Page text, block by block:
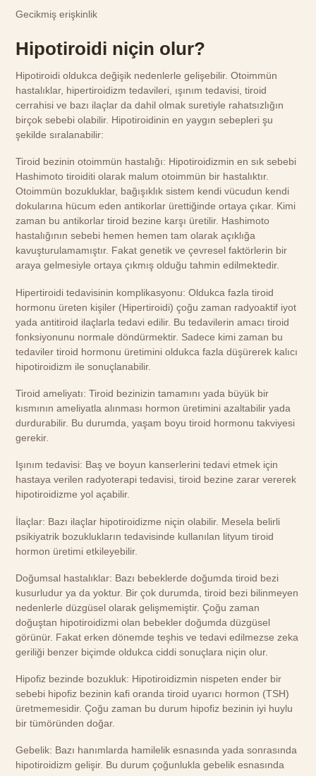
Gecikmiş erişkinlik
Hipotiroidi niçin olur?
Hipotiroidi oldukca değişik nedenlerle gelişebilir. Otoimmün
hastalıklar, hipertiroidizm tedavileri, ışınım tedavisi, tiroid
cerrahisi ve bazı ilaçlar da dahil olmak suretiyle rahatsızlığın
birçok sebebi olabilir. Hipotiroidinin en yaygın sebepleri şu
şekilde sıralanabilir:
Tiroid bezinin otoimmün hastalığı: Hipotiroidizmin en sık sebebi
Hashimoto tiroiditi olarak malum otoimmün bir hastalıktır.
Otoimmün bozukluklar, bağışıklık sistem kendi vücudun kendi
dokularına hücum eden antikorlar ürettiğinde ortaya çıkar. Kimi
zaman bu antikorlar tiroid bezine karşı üretilir. Hashimoto
hastalığının sebebi hemen hemen tam olarak açıklığa
kavuşturulamamıştır. Fakat genetik ve çevresel faktörlerin bir
araya gelmesiyle ortaya çıkmış olduğu tahmin edilmektedir.
Hipertiroidi tedavisinin komplikasyonu: Oldukca fazla tiroid
hormonu üreten kişiler (Hipertiroidi) çoğu zaman radyoaktif iyot
yada antitiroid ilaçlarla tedavi edilir. Bu tedavilerin amacı tiroid
fonksiyonunu normale döndürmektir. Sadece kimi zaman bu
tedaviler tiroid hormonu üretimini oldukca fazla düşürerek kalıcı
hipotiroidizm ile sonuçlanabilir.
Tiroid ameliyatı: Tiroid bezinizin tamamını yada büyük bir
kısmının ameliyatla alınması hormon üretimini azaltabilir yada
durdurabilir. Bu durumda, yaşam boyu tiroid hormonu takviyesi
gerekir.
Işınım tedavisi: Baş ve boyun kanserlerini tedavi etmek için
hastaya verilen radyoterapi tedavisi, tiroid bezine zarar vererek
hipotiroidizme yol açabilir.
İlaçlar: Bazı ilaçlar hipotiroidizme niçin olabilir. Mesela belirli
psikiyatrik bozuklukların tedavisinde kullanılan lityum tiroid
hormon üretimi etkileyebilir.
Doğumsal hastalıklar: Bazı bebeklerde doğumda tiroid bezi
kusurludur ya da yoktur. Bir çok durumda, tiroid bezi bilinmeyen
nedenlerle düzgüsel olarak gelişmemiştir. Çoğu zaman
doğuştan hipotiroidizmi olan bebekler doğumda düzgüsel
görünür. Fakat erken dönemde teşhis ve tedavi edilmezse zeka
geriliği benzer biçimde oldukca ciddi sonuçlara niçin olur.
Hipofiz bezinde bozukluk: Hipotiroidizmin nispeten ender bir
sebebi hipofiz bezinin kafi oranda tiroid uyarıcı hormon (TSH)
üretmemesidir. Çoğu zaman bu durum hipofiz bezinin iyi huylu
bir tümöründen doğar.
Gebelik: Bazı hanımlarda hamilelik esnasında yada sonrasında
hipotiroidizm gelişir. Bu durum çoğunlukla gebelik esnasında